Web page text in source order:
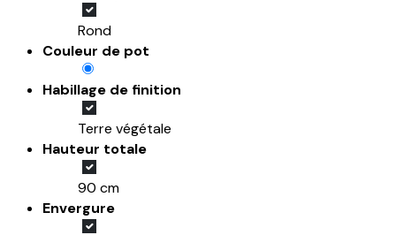
Rond
Couleur de pot
Habillage de finition
Terre végétale
Hauteur totale
90 cm
Envergure